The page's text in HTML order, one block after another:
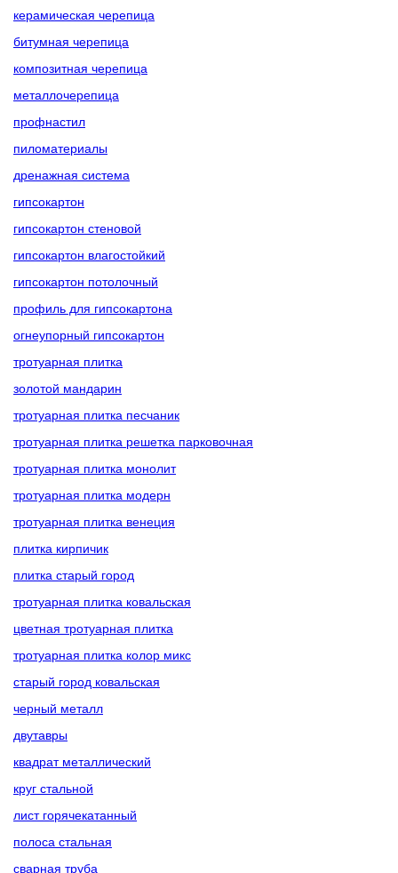
керамическая черепица
битумная черепица
композитная черепица
металлочерепица
профнастил
пиломатериалы
дренажная система
гипсокартон
гипсокартон стеновой
гипсокартон влагостойкий
гипсокартон потолочный
профиль для гипсокартона
огнеупорный гипсокартон
тротуарная плитка
золотой мандарин
тротуарная плитка песчаник
тротуарная плитка решетка парковочная
тротуарная плитка монолит
тротуарная плитка модерн
тротуарная плитка венеция
плитка кирпичик
плитка старый город
тротуарная плитка ковальская
цветная тротуарная плитка
тротуарная плитка колор микс
старый город ковальская
черный металл
двутавры
квадрат металлический
круг стальной
лист горячекатанный
полоса стальная
сварная труба